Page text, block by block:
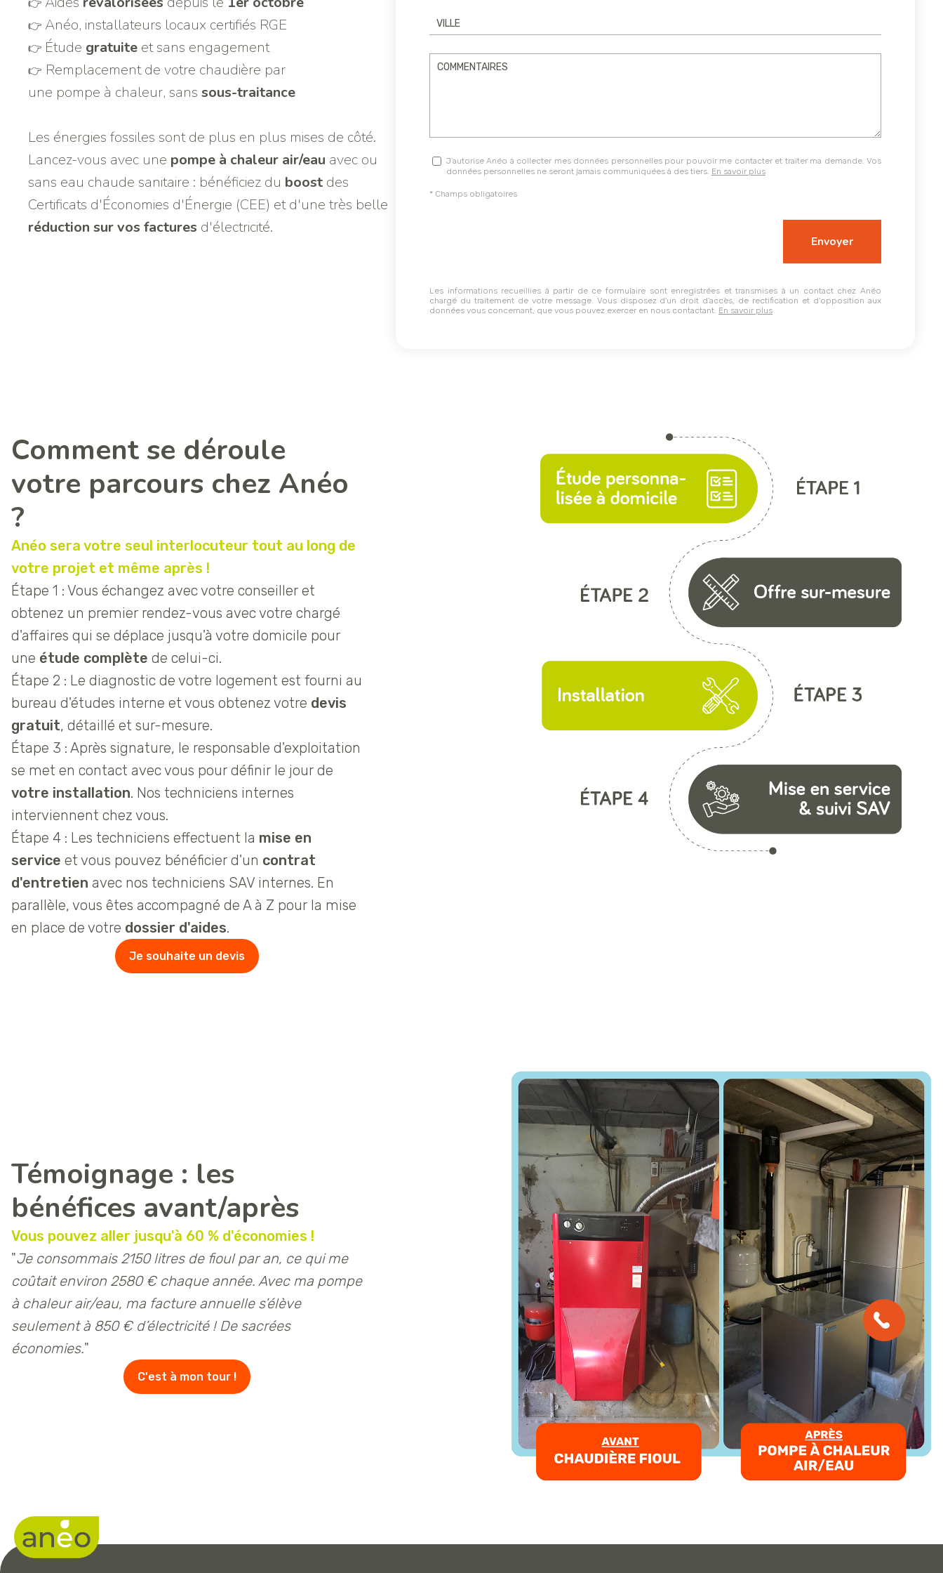
👉
👉 Anéo, installateurs locaux certifiés RGE
👉 Étude gratuite et sans engagement
👉 Remplacement de votre chaudière par
une pompe à chaleur, sans sous-traitance
Les énergies fossiles sont de plus en plus mises de côté.
Lancez-vous avec une pompe à chaleur air/eau avec ou
sans eau chaude sanitaire : bénéficiez du boost des
Certificats d'Économies d'Énergie (CEE) et d'une très belle
réduction sur vos factures d'électricité.
J'autorise Anéo à collecter mes données personnelles pour pouvoir me contacter et traiter ma demande. Vos
données personnelles ne seront jamais communiquées à des tiers. En savoir plus
* Champs obligatoires
Les informations recueillies à partir de ce formulaire sont enregistrées et transmises à un contact chez Anéo
chargé du traitement de votre message. Vous disposez d'un droit d'accès, de rectification et d'opposition aux
données vous concernant, que vous pouvez exercer en nous contactant. En savoir plus
Comment se déroule
votre parcours chez Anéo
?
Anéo sera votre seul interlocuteur tout au long de
votre projet et même après !
Étape 1 : Vous échangez avec votre conseiller et
obtenez un premier rendez-vous avec votre chargé
d'affaires qui se déplace jusqu'à votre domicile pour
une étude complète de celui-ci.
Étape 2 : Le diagnostic de votre logement est fourni au
bureau d'études interne et vous obtenez votre devis
gratuit, détaillé et sur-mesure.
Étape 3 : Après signature, le responsable d'exploitation
se met en contact avec vous pour définir le jour de
votre installation. Nos techniciens internes
interviennent chez vous.
Étape 4 : Les techniciens effectuent la mise en
service et vous pouvez bénéficier d'un contrat
d'entretien avec nos techniciens SAV internes. En
parallèle, vous êtes accompagné de A à Z pour la mise
en place de votre dossier d'aides.
Je souhaite un devis
Témoignage : les
bénéfices avant/après
Vous pouvez aller jusqu'à 60 % d'économies !
"Je consommais 2150 litres de fioul par an, ce qui me
coûtait environ 2580 € chaque année. Avec ma pompe
à chaleur air/eau, ma facture annuelle s’élève
seulement à 850 € d’électricité ! De sacrées
économies."
C'est à mon tour !